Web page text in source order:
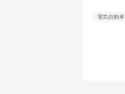
電気自動車